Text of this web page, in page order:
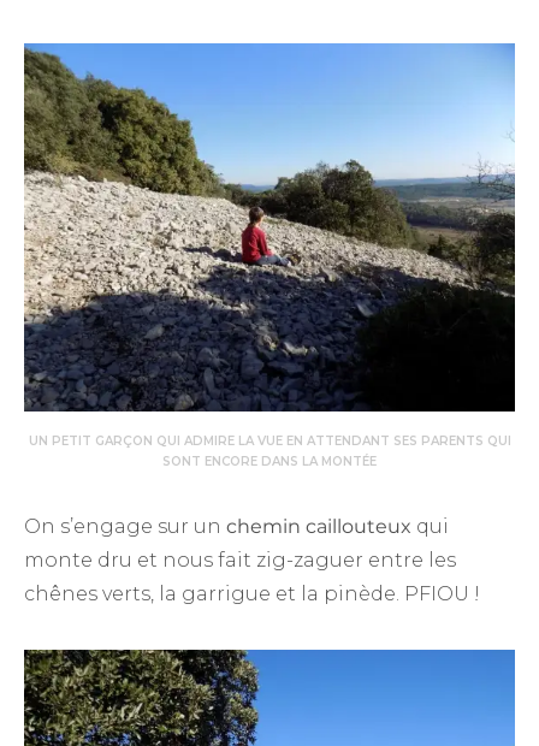
UN PETIT GARÇON QUI ADMIRE LA VUE EN ATTENDANT SES PARENTS QUI
SONT ENCORE DANS LA MONTÉE
On s’engage sur un chemin caillouteux qui
monte dru et nous fait zig-zaguer entre les
chênes verts, la garrigue et la pinède. PFIOU !